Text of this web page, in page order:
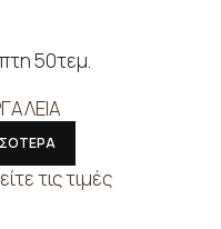
50τεμ.
τις τιμές